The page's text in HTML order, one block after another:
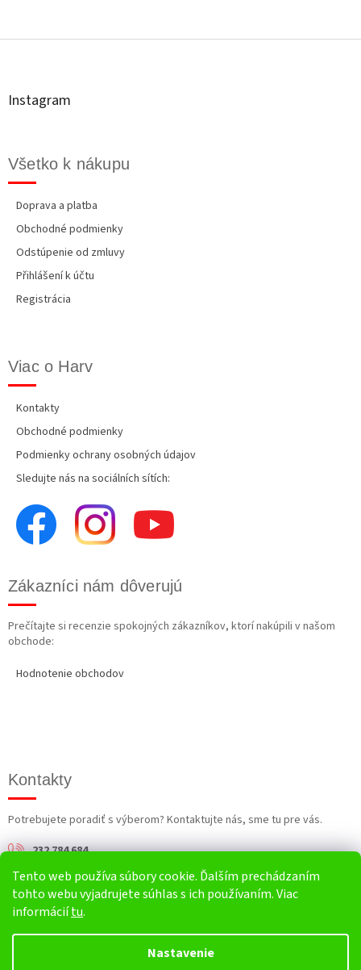
Tento web používa súbory cookie. Ďalším prechádzaním
tohto webu vyjadrujete súhlas s ich používaním. Viac
informáciítu.
Nastavenie
á
Instagram
Všetko k nákupu
Doprava a platba
Obchodné podmienky
Odstúpenie od zmluvy
Přihlášení k účtu
Registrácia
Viac o Harv
Kontakty
Obchodné podmienky
Podmienky ochrany osobných údajov
Sledujte nás na sociálních sítích:
Zákazníci nám dôverujú
Prečítajte si recenzie spokojných zákazníkov, ktorí nakúpili v našom
obchode:
Hodnotenie obchodov
Kontakty
Potrebujete poradiť s výberom? Kontaktujte nás, sme tu pre vás.
232 784 684
info@harv.sk